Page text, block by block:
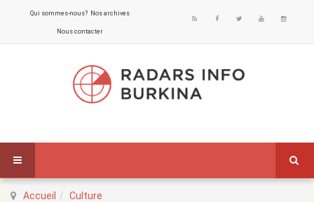
Qui sommes-nous? Nos archives
Nous contacter
Accueil
Culture